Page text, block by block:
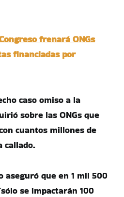
frenará ONGs
financiadas por
caso omiso a la
sobre las ONGs que
cuantos millones de
callado.
aseguró que en 1 mil 500
se impactarán 100